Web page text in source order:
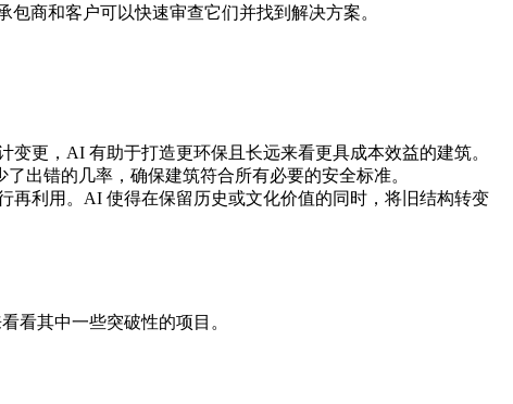
商和客户可以快速审查它们并找到解决方案。
更，AI 有助于打造更环保且长远来看更具成本效益的建筑。
出错的几率，确保建筑符合所有必要的安全标准。
再利用。AI 使得在保留历史或文化价值的同时，将旧结构转变
看其中一些突破性的项目。